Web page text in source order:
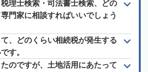
理士検索・司法書士検索、どの
門家に相談すればいいでしょう
、どのくらい相続税が発生する
す。
のですが、土地活用にあたって